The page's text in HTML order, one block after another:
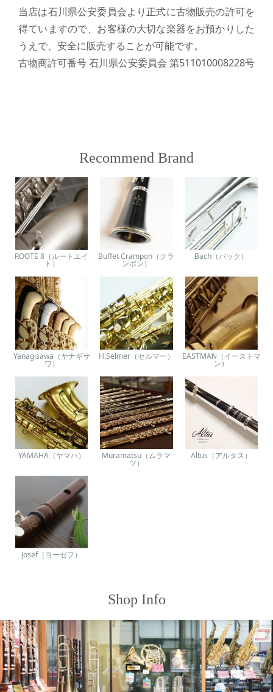
当店は石川県公安委員会より正式に古物販売の許可を
得ていますので、お客様の大切な楽器をお預かりした
うえで、安全に販売することが可能です。
古物商許可番号 石川県公安委員会 第511010008228号
Recommend Brand
ROOTE 8（ルートエイ
ト）
Buffet Crampon（クラ
ンポン）
Bach（バック）
Yanagisawa（ヤナギサ
ワ）
H.Selmer（セルマー） EASTMAN（イーストマ
ン）
YAMAHA（ヤマハ） Muramatsu（ムラマ
ツ）
Altus（アルタス）
Josef（ヨーゼフ）
Shop Info